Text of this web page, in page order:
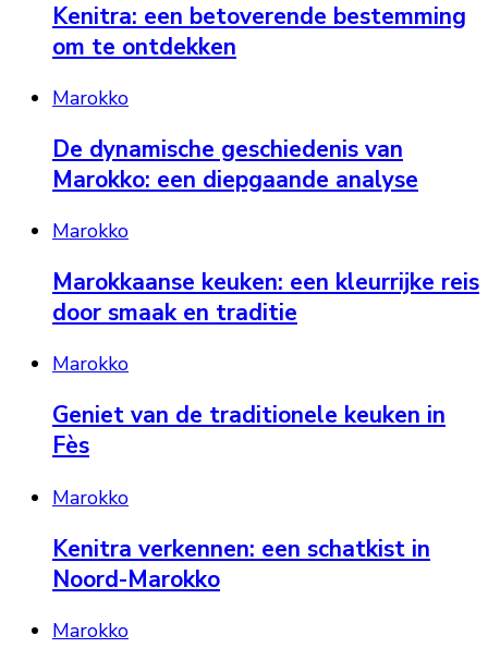
Kenitra: een betoverende bestemming
om te ontdekken
Marokko
De dynamische geschiedenis van
Marokko: een diepgaande analyse
Marokko
Marokkaanse keuken: een kleurrijke reis
door smaak en traditie
Marokko
Geniet van de traditionele keuken in
Fès
Marokko
Kenitra verkennen: een schatkist in
Noord-Marokko
Marokko